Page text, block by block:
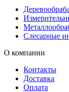
Слесарные
О компании
Контакты
Доставка
Оплата